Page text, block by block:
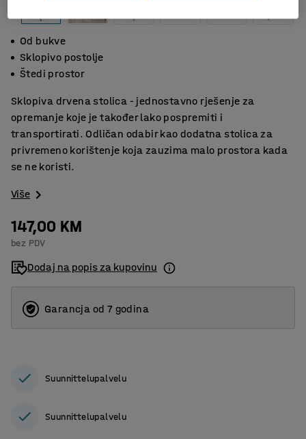
Od bukve
Sklopivo postolje
Štedi prostor
Sklopiva drvena stolica - jednostavno rješenje za
opremanje koje je također lako pospremiti i
transportirati. Odličan odabir kao dodatna stolica za
privremeno korištenje koja zauzima malo prostora kada
se ne koristi.
Više
147,00 KM
bez PDV
Dodaj na popis za kupovinu
Garancja od 7 godina
Suunnittelupalvelu
Suunnittelupalvelu